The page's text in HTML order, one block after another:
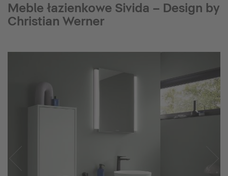
Meble łazienkowe Sivida – Design by
Christian Werner